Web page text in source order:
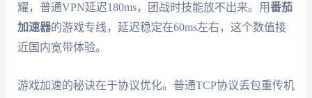
耀，普通VPN延迟180ms，团战时技能放不出来。用番茄
加速器的游戏专线，延迟稳定在60ms左右，这个数值接
近国内宽带体验。
游戏加速的秘诀在于协议优化。普通TCP协议丢包重传机